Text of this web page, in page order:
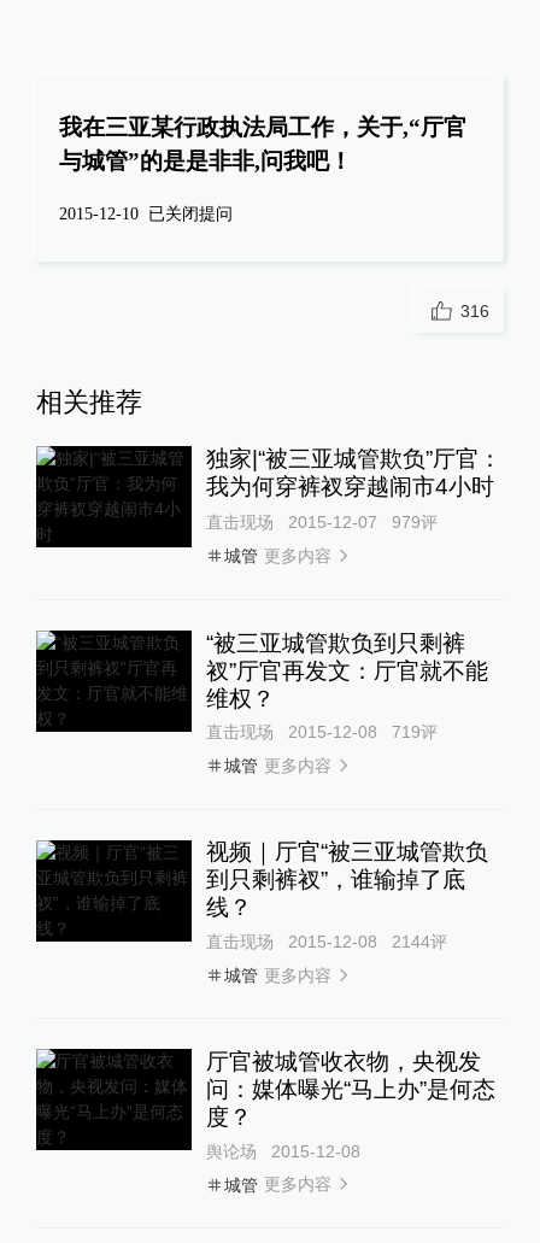
我在三亚某行政执法局工作，关于,“厅官
与城管”的是是非非,问我吧！
2015-12-10 已关闭提问
316
相关推荐
独家|“被三亚城管欺负”厅官：
我为何穿裤衩穿越闹市4小时
直击现场 2015-12-07 979评
城管 更多内容
“被三亚城管欺负到只剩裤
衩”厅官再发文：厅官就不能
维权？
直击现场 2015-12-08 719评
城管 更多内容
视频｜厅官“被三亚城管欺负
到只剩裤衩”，谁输掉了底
线？
直击现场 2015-12-08 2144评
城管 更多内容
厅官被城管收衣物，央视发
问：媒体曝光“马上办”是何态
度？
舆论场
2015-12-08
城管 更多内容